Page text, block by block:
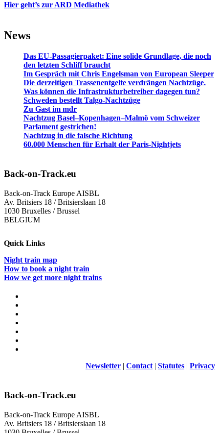
Hier geht’s zur ARD Mediathek
News
Das EU-Passagierpaket: Eine solide Grundlage, die noch
den letzten Schliff braucht
Im Gespräch mit Chris Engelsman von European Sleeper
Die derzeitigen Trassenentgelte verdrängen Nachtzüge.
Was können die Infrastrukturbetreiber dagegen tun?
Schweden bestellt Talgo-Nachtzüge
Zu Gast im mdr
Nachtzug Basel–Kopenhagen–Malmö vom Schweizer
Parlament gestrichen!
Nachtzug in die falsche Richtung
60.000 Menschen für Erhalt der Paris-Nightjets
Back-on-Track.eu
Back-on-Track Europe AISBL
Av. Britsiers 18 / Britsierslaan 18
1030 Bruxelles / Brussel
BELGIUM
Quick Links
Night train map
How to book a night train
How we get more night trains
Newsletter | Contact | Statutes | Privacy
Back-on-Track.eu
Back-on-Track Europe AISBL
Av. Britsiers 18 / Britsierslaan 18